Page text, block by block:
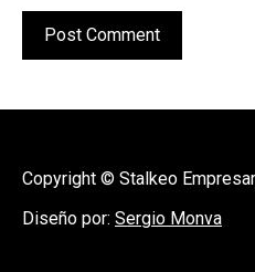
Copyright © Stalkeo
Diseño por: Sergio Monva